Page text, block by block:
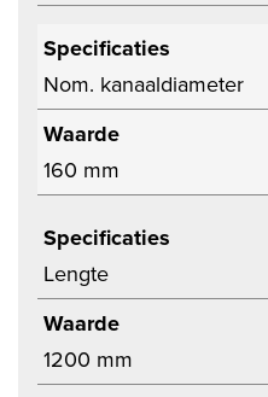
Specificaties
Nom. kanaaldiameter
Waarde
160 mm
Specificaties
Lengte
Waarde
1200 mm